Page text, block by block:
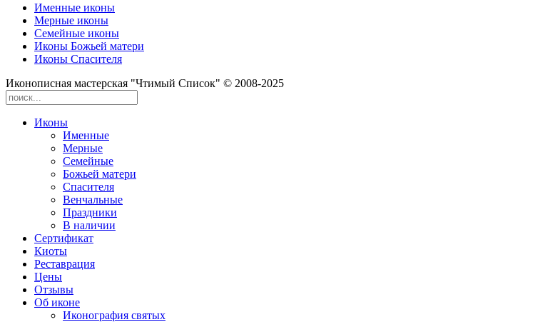
Именные иконы
Мерные иконы
Семейные иконы
Иконы Божьей матери
Иконы Спасителя
Иконописная мастерская "Чтимый Список" © 2008-2025
Иконы
Именные
Мерные
Семейные
Божьей матери
Спасителя
Венчальные
Праздники
В наличии
Сертификат
Киоты
Реставрация
Цены
Отзывы
Об иконе
Иконография святых